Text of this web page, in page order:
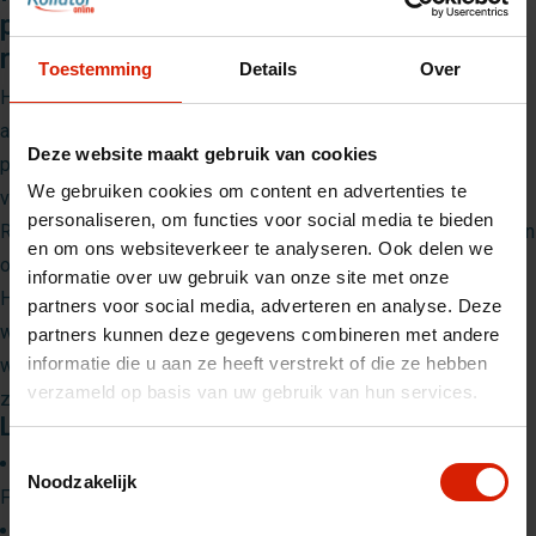
Toestemming Details Over
Deze website maakt gebruik van cookies
We gebruiken cookies om content en advertenties te
personaliseren, om functies voor social media te bieden
en om ons websiteverkeer te analyseren. Ook delen we
informatie over uw gebruik van onze site met onze
partners voor social media, adverteren en analyse. Deze
partners kunnen deze gegevens combineren met andere
informatie die u aan ze heeft verstrekt of die ze hebben
verzameld op basis van uw gebruik van hun services.
Noodzakelijk
praktisch bamboe dienblad voor uw
rollator
HetRollz Air&Rollz Flowdienbladis een functioneel
accessoire waarmee u eenvoudig maaltijden, drankjes of
persoonlijke spullen kunt vervoeren. Het dienblad is gemaakt
van duurzaam bamboe en past stevig over de zitting van de
Rollz Air of Rollz Flow, zodat alles stabiel blijft tijdens het lopen
of stilstaan.
Het dienblad is eenvoudig te plaatsen en te verwijderen,
waardoor het zowel thuis als onderweg perfect gebruikt kan
worden. Zo heeft u uw spullen altijd binnen handbereik zonder
ze te hoeven dragen.
Let op
: geschikt voor de Rollz Air (Small) en Rollz
Flow (Small)